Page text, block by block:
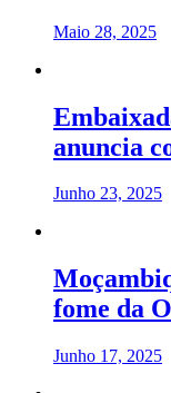
Maio 28, 2025
anuncia
Junho 23, 2025
fome da
Junho 17, 2025